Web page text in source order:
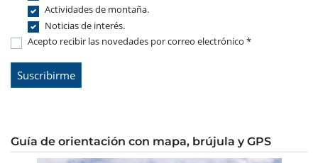
Actividades de montaña.
Noticias de interés.
Acepto recibir las novedades por correo electrónico *
Guía de orientación con mapa, brújula y GPS